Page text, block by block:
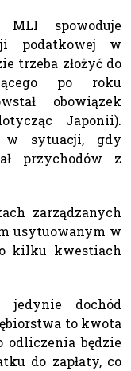
spowoduje
podatkowej w
trzeba złożyć do
po roku
obowiązek
Japonii).
w sytuacji, gdy
przychodów z
zarządzanych
usytuowanym w
kilku kwestiach
jedynie dochód
to kwota
odliczenia będzie
do zapłaty, co